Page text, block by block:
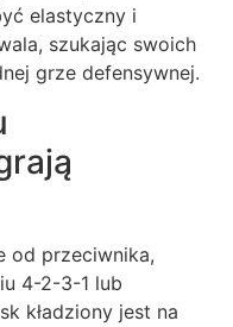
elastyczny i
szukając swoich
grze defensywnej.
od przeciwnika,
4-2-3-1 lub
kładziony jest na